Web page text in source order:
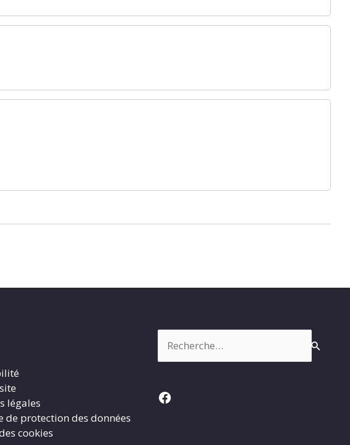
légales
de protection des données
cookies
Facebook